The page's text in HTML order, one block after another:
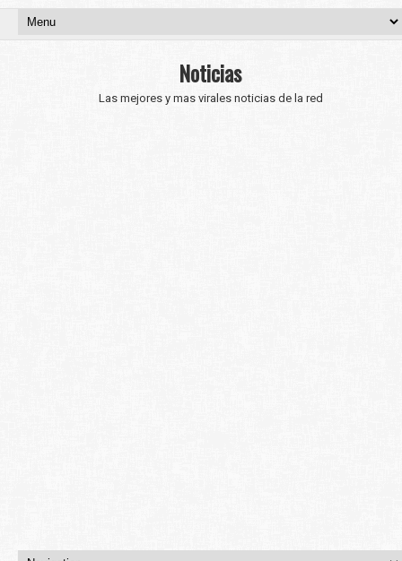
Noticias
Las mejores y mas virales noticias de la red